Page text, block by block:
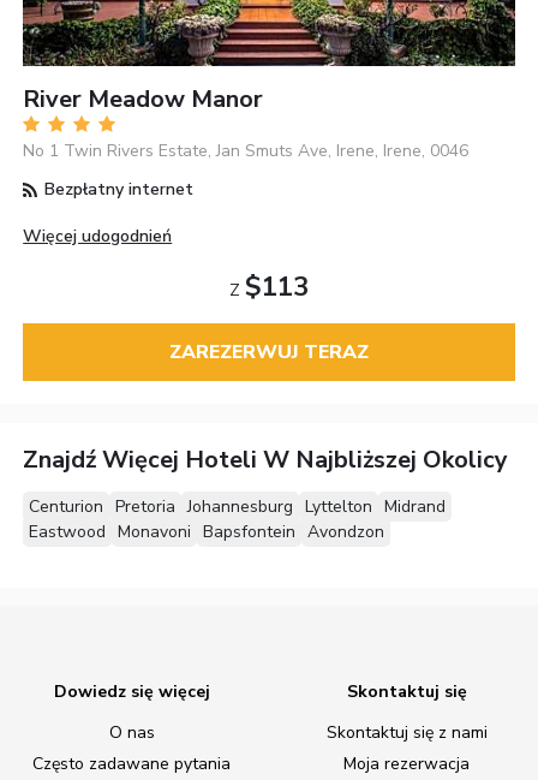
River Meadow Manor
No 1 Twin Rivers Estate, Jan Smuts Ave, Irene, Irene, 0046
Bezpłatny internet
Więcej udogodnień
Z $113
ZAREZERWUJ TERAZ
Znajdź Więcej Hoteli W Najbliższej Okolicy
Centurion Pretoria Johannesburg Lyttelton Midrand
Eastwood Monavoni Bapsfontein Avondzon
Dowiedz się więcej
O nas
Często zadawane pytania
Skontaktuj się
Skontaktuj się z nami
Moja rezerwacja